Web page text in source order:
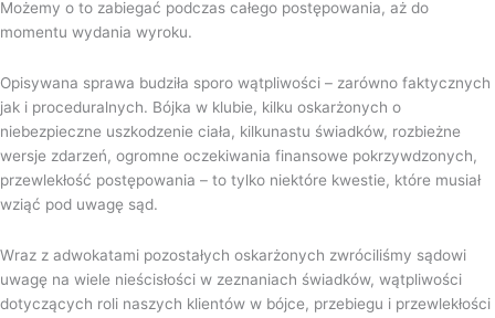
Możemy o to zabiegać podczas całego postępowania, aż do
momentu wydania wyroku.
Opisywana sprawa budziła sporo wątpliwości – zarówno faktycznych
jak i proceduralnych. Bójka w klubie, kilku oskarżonych o
niebezpieczne uszkodzenie ciała, kilkunastu świadków, rozbieżne
wersje zdarzeń, ogromne oczekiwania finansowe pokrzywdzonych,
przewlekłość postępowania – to tylko niektóre kwestie, które musiał
wziąć pod uwagę sąd.
Wraz z adwokatami pozostałych oskarżonych zwróciliśmy sądowi
uwagę na wiele nieścisłości w zeznaniach świadków, wątpliwości
dotyczących roli naszych klientów w bójce, przebiegu i przewlekłości